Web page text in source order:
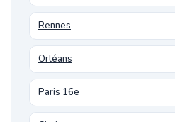
Rennes
Orléans
Paris 16e